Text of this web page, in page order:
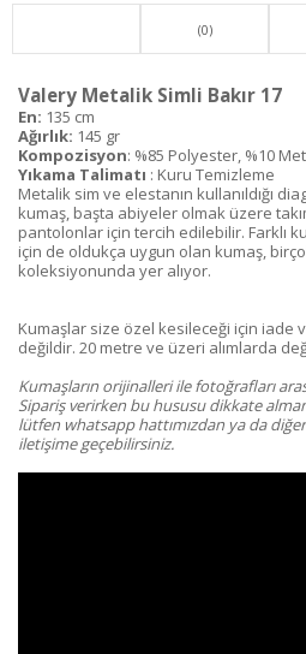
(0)
Valery Metalik Simli Bakır 17
En: 135 cm
Ağırlık: 145 gr
Kompozisyon: %85 Polyester, %10
Yıkama Talimatı : Kuru Temizleme
Metalik sim ve elestanın kullanıldığı
kumaş, başta abiyeler olmak üzere
pantolonlar için tercih edilebilir. Farklı
için de oldukça uygun olan kumaş,
koleksiyonunda yer alıyor.
Kumaşlar size özel kesileceği için iade
değildir. 20 metre ve üzeri alımlarda
Kumaşların orijinalleri ile fotoğrafları
Sipariş verirken bu hususu dikkate
lütfen whatsapp hattımızdan ya da
iletişime geçebilirsiniz.